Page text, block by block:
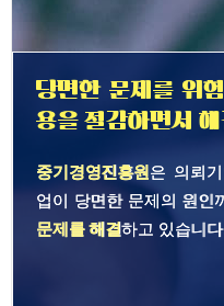
당면한 문제를 위
용을 절감하면서
중기경영진흥원 은 의뢰
업이 당면한 문제의 원인
문제를 해결하고 있습니